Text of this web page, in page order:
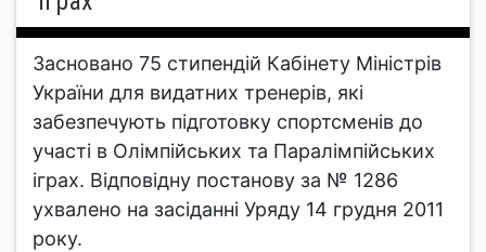
Засновано 75 стипендій Кабінету Міністрів
України для видатних тренерів, які
забезпечують підготовку спортсменів до
участі в Олімпійських та Паралімпійських
іграх. Відповідну постанову за № 1286
ухвалено на засіданні Уряду 14 грудня 2011
року.